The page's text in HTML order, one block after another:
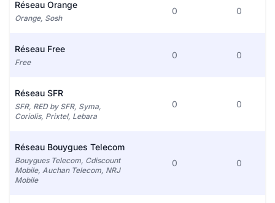
Réseau Orange
Orange, Sosh
0 0
Réseau Free
Free
0 0
Réseau SFR
SFR, RED by SFR, Syma,
Coriolis, Prixtel, Lebara
0 0
Réseau Bouygues Telecom
Bouygues Telecom, Cdiscount
Mobile, Auchan Telecom, NRJ
Mobile
0 0